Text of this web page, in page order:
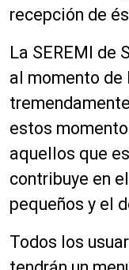
recepción de
La SEREMI de
al momento de
estos
aquellos que
contribuye en
pequeños y el
Todos los